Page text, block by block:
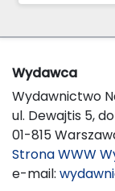
Wydawca
Wydawnictwo
ul. Dewajtis 5,
01-815
Strona WWW
e-mail: